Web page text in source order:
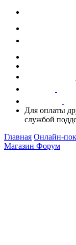
Для оплаты
службой
Главная Онлайн-
Магазин Форум